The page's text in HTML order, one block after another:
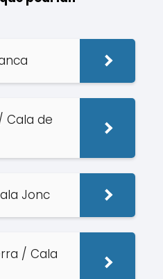
Cala de
Jonc
/ Cala